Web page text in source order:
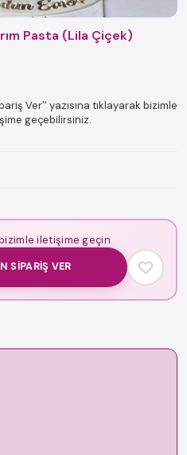
Pasta (Lila Çiçek)
Ver'' yazısına tıklayarak bizimle
geçebilirsiniz.
iletişime geçin
SIPARIŞ VER